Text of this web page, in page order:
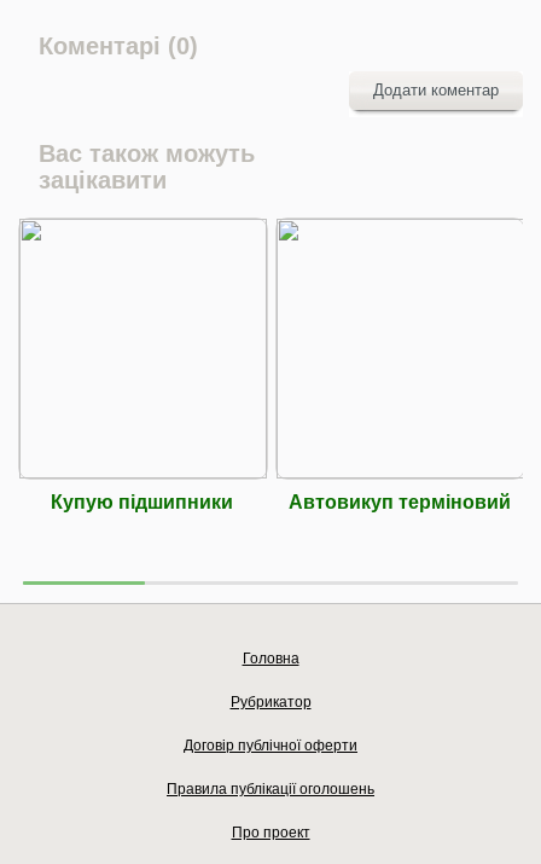
Коментарі (0)
Додати коментар
Вас також можуть
зацікавити
Купую підшипники Автовикуп терміновий
Головна
Рубрикатор
Договір публічної оферти
Правила публікації оголошень
Про проект